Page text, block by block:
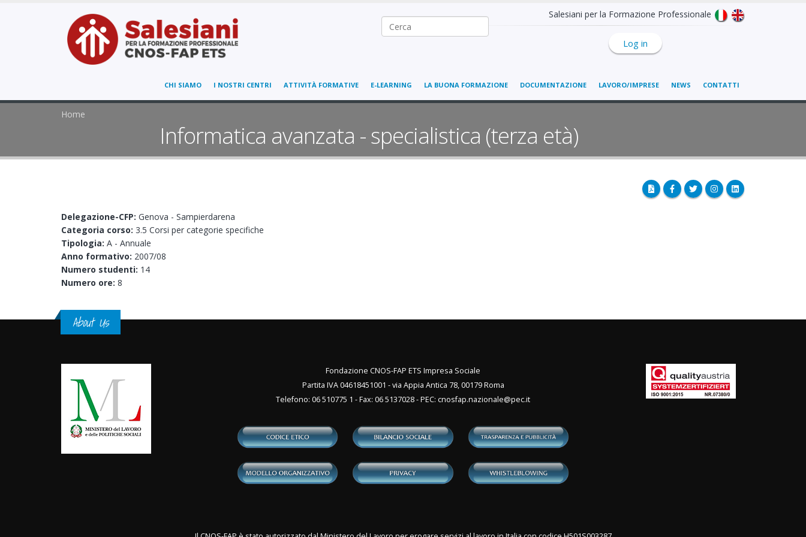
Salesiani per la Formazione Professionale
Log in
Ricerca nel sito
CHI SIAMO I NOSTRI CENTRI ATTIVITÀ FORMATIVE E-LEARNING LA BUONA FORMAZIONE DOCUMENTAZIONE LAVORO/IMPRESE NEWS CONTATTI
Home
Informatica avanzata - specialistica (terza età)
Delegazione-CFP: Genova - Sampierdarena
Categoria corso: 3.5 Corsi per categorie specifiche
Tipologia: A - Annuale
Anno formativo: 2007/08
Numero studenti: 14
Numero ore: 8
About Us
Fondazione CNOS-FAP ETS Impresa Sociale
Partita IVA 04618451001 - via Appia Antica 78, 00179 Roma
Telefono: 06 510775 1 - Fax: 06 5137028 - PEC: cnosfap.nazionale@pec.it